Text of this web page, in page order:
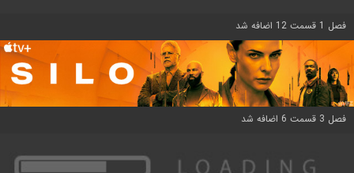
فصل 1 قسمت 12 اضافه شد
فصل 3 قسمت 6 اضافه شد